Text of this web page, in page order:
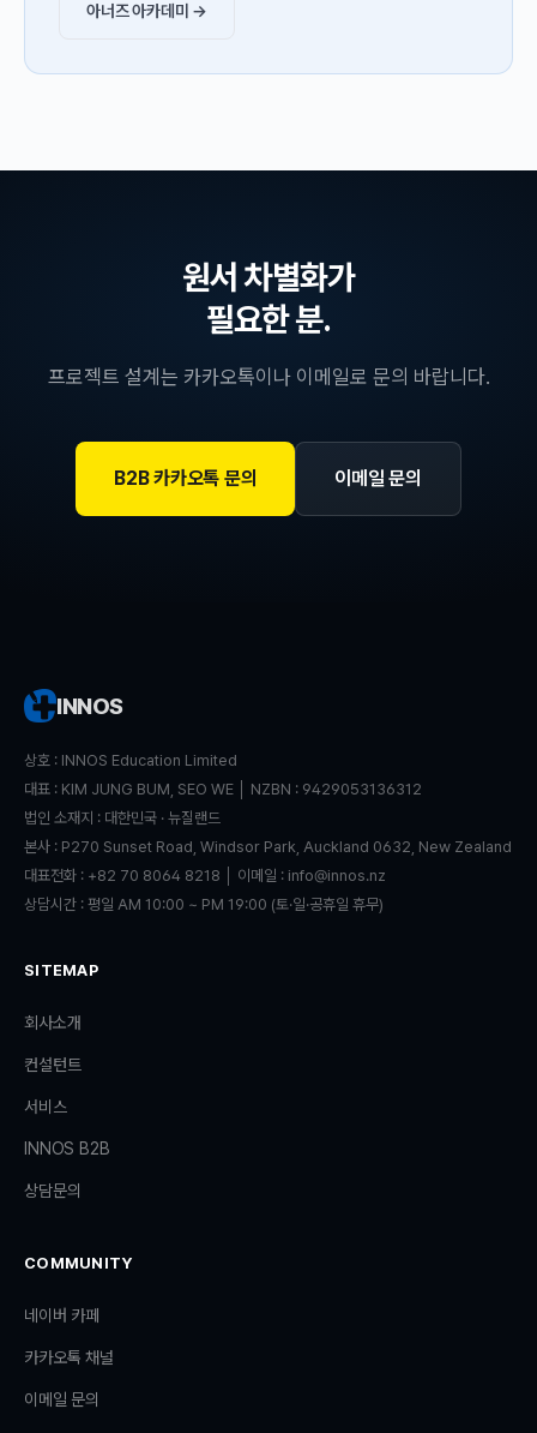
아너즈 아카데미 →
원서 차별화가
필요한 분.
프로젝트 설계는 카카오톡이나 이메일로 문의 바랍니다.
B2B 카카오톡 문의 이메일 문의
INNOS
상호 : INNOS Education Limited
대표 : KIM JUNG BUM, SEO WE │ NZBN : 9429053136312
법인 소재지 : 대한민국 · 뉴질랜드
본사 : P270 Sunset Road, Windsor Park, Auckland 0632, New Zealand
대표전화 : +82 70 8064 8218 │ 이메일 : info@innos.nz
상담시간 : 평일 AM 10:00 ~ PM 19:00 (토·일·공휴일 휴무)
SITEMAP
회사소개
컨설턴트
서비스
INNOS B2B
상담문의
COMMUNITY
네이버 카페
카카오톡 채널
이메일 문의